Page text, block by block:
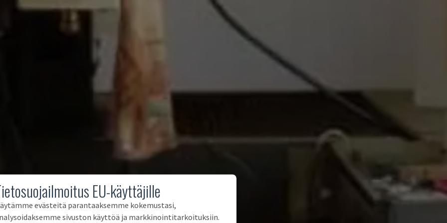
EU-käyttäjille
evästeitä parantaaksemme kokemustasi,
sivuston käyttöä ja markkinointitarkoituksiin.